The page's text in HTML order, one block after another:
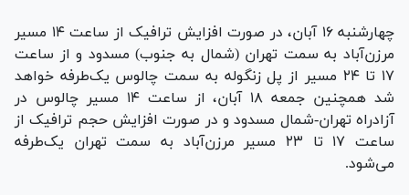
چهارشنبه ۱۶ آبان، در صورت افزایش ترافیک از ساعت ۱۴ مسیر
مرزن‌آباد به سمت تهران (شمال به جنوب) مسدود و از ساعت
۱۷ تا ۲۴ مسیر از پل زنگوله به سمت چالوس یک‌طرفه خواهد
شد همچنین جمعه ۱۸ آبان، از ساعت ۱۴ مسیر چالوس در
آزادراه تهران-شمال مسدود و در صورت افزایش حجم ترافیک از
ساعت ۱۷ تا ۲۳ مسیر مرزن‌آباد به سمت تهران یک‌طرفه
می‌شود.